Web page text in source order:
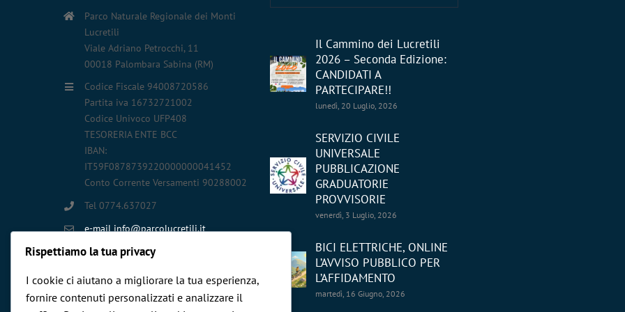
Parco Naturale Regionale dei Monti
Lucretili
Viale Adriano Petrocchi, 11
00018 Palombara Sabina (RM)
Codice Fiscale 94008720586
Partita iva 16732721002
Codice Univoco UFP408
TESORERIA ENTE BCC
IBAN:
IT59F0878739220000000041452
Conto Corrente Versamenti 90288002
Tel 0774.637027
e-mail info@parcolucretili.it
Pec ente@pec.parcolucretili.it
Sabato - Domenica: Chiuso
Il Cammino dei Lucretili
2026 – Seconda Edizione:
CANDIDATI A
PARTECIPARE!!
lunedì, 20 Luglio, 2026
SERVIZIO CIVILE
UNIVERSALE
PUBBLICAZIONE
GRADUATORIE
PROVVISORIE
venerdì, 3 Luglio, 2026
BICI ELETTRICHE, ONLINE
L’AVVISO PUBBLICO PER
L’AFFIDAMENTO
martedì, 16 Giugno, 2026
Rispettiamo la tua privacy
I cookie ci aiutano a migliorare la tua esperienza,
fornire contenuti personalizzati e analizzare il